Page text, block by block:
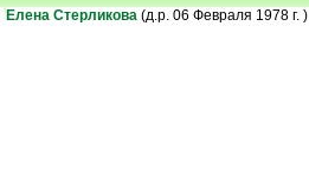
Елена Стерликова(д.р. 06 Февраля 1978 г. )